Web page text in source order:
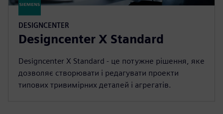
DESIGNCENTER
Designcenter X Standard
Designcenter X Standard - це потужне рішення, яке
дозволяє створювати і редагувати проекти
типових тривимірних деталей і агрегатів.